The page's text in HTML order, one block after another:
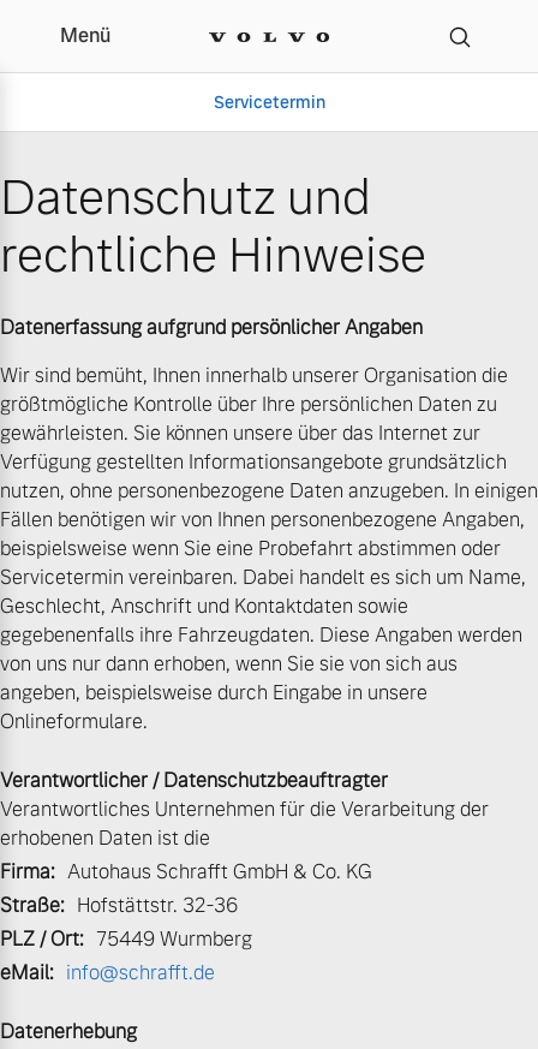
Datenschutz |
Menü
Servicetermin
Aktuelle Zubehörangebote
Volvo Gebrauchtwagenbörse
Gebrauchtwagen
Aktuelle Zubehörangebote
Zubehörkatalog
Aktuelle Serviceangebote
Service by Volvo
Über uns
Unser Team
Unsere News & Events
Datenschutz und
rechtliche Hinweise
Datenerfassung aufgrund persönlicher Angaben
Wir sind bemüht, Ihnen innerhalb unserer Organisation die
größtmögliche Kontrolle über Ihre persönlichen Daten zu
gewährleisten. Sie können unsere über das Internet zur
Verfügung gestellten Informationsangebote grundsätzlich
nutzen, ohne personenbezogene Daten anzugeben. In einigen
Fällen benötigen wir von Ihnen personenbezogene Angaben,
beispielsweise wenn Sie eine Probefahrt abstimmen oder
Servicetermin vereinbaren. Dabei handelt es sich um Name,
Geschlecht, Anschrift und Kontaktdaten sowie
gegebenenfalls ihre Fahrzeugdaten. Diese Angaben werden
von uns nur dann erhoben, wenn Sie sie von sich aus
angeben, beispielsweise durch Eingabe in unsere
Onlineformulare.
Verantwortlicher / Datenschutzbeauftragter
Verantwortliches Unternehmen für die Verarbeitung der
erhobenen Daten ist die
Firma: Autohaus Schrafft GmbH & Co. KG
Straße: Hofstättstr. 32-36
PLZ / Ort: 75449 Wurmberg
eMail: info@schrafft.de
Datenerhebung